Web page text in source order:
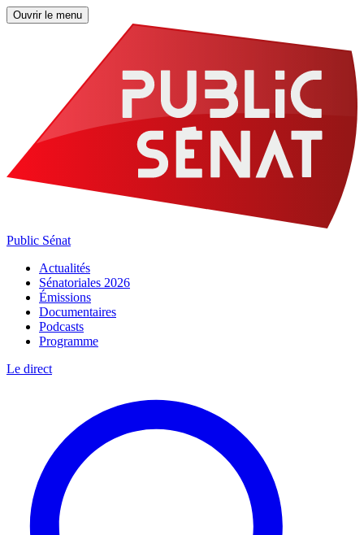
Ouvrir le menu
Public Sénat
Actualités
Sénatoriales 2026
Émissions
Documentaires
Podcasts
Programme
Le direct